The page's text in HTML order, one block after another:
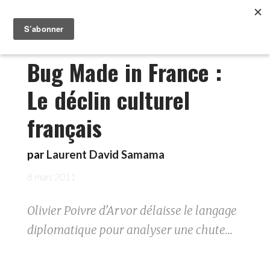
Bug Made in France :
Le déclin culturel
français
par Laurent David Samama
8 mars 2011
Olivier Poivre d'Arvor délaisse le langage
diplomatique pour analyser une chute...